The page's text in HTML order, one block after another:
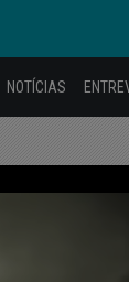
NOTÍCIAS